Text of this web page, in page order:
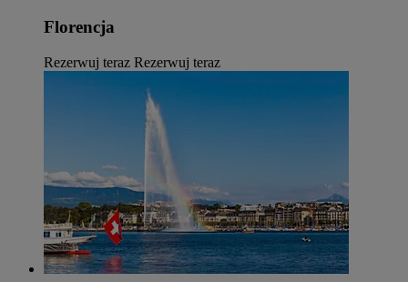
Florencja
Rezerwuj teraz Rezerwuj teraz